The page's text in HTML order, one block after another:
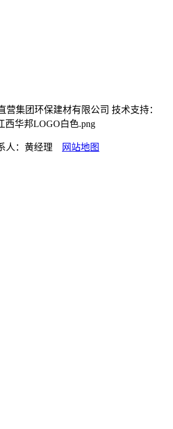
营集团环保建材有限公司 技术支持：
人：黄经理 网站地图